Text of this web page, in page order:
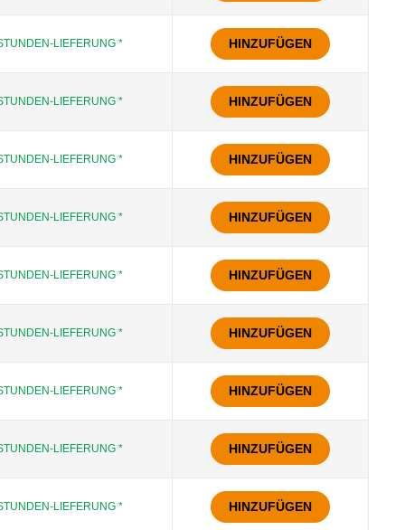
LIEFERUNG * HINZUFÜGEN
LIEFERUNG * HINZUFÜGEN
LIEFERUNG * HINZUFÜGEN
LIEFERUNG * HINZUFÜGEN
LIEFERUNG * HINZUFÜGEN
LIEFERUNG * HINZUFÜGEN
LIEFERUNG * HINZUFÜGEN
LIEFERUNG * HINZUFÜGEN
LIEFERUNG * HINZUFÜGEN